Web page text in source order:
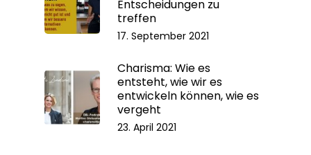
Entscheidungen zu
treffen
17. September 2021
Charisma: Wie es
entsteht, wie wir es
entwickeln können, wie es
vergeht
23. April 2021